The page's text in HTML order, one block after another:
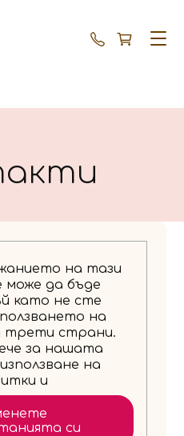
+359 87
на тази
може да бъде
като не сте
на
трети страни.
за нашата
на
и
си